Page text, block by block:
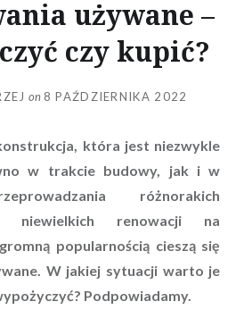
używane –
czy kupić?
on 8 PAŹDZIERNIKA 2022
która jest niezwykle
w trakcie budowy, jak i w
różnorakich
niewielkich renowacji na
popularnością cieszą się
W jakiej sytuacji warto je
Podpowiadamy.